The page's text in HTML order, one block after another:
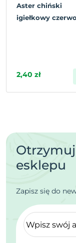
Aster chiński
igiełkowy
2,40 zł
esklepu
Zapisz się do